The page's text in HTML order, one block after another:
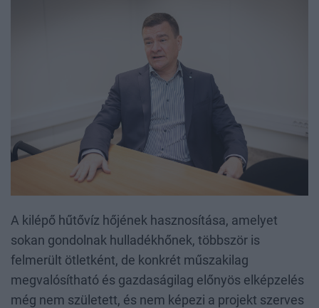
A kilépő hűtővíz hőjének hasznosítása, amelyet
sokan gondolnak hulladékhőnek, többször is
felmerült ötletként, de konkrét műszakilag
megvalósítható és gazdaságilag előnyös elképzelés
még nem született, és nem képezi a projekt szerves